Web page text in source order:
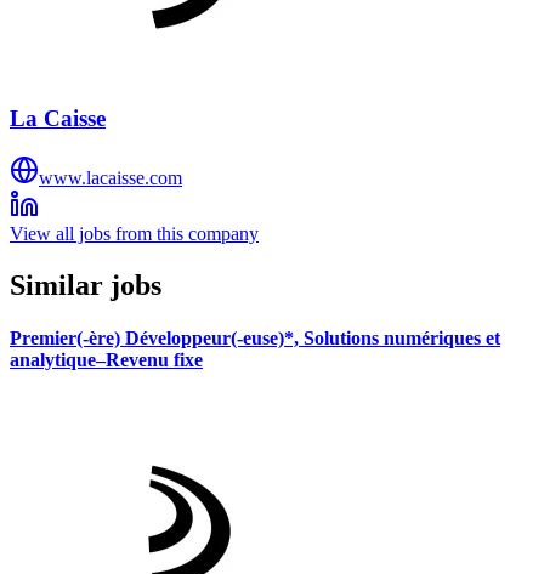
La Caisse
www.lacaisse.com
View all jobs from this company
Similar jobs
Premier(-ère) Développeur(-euse)*, Solutions numériques et
analytique–Revenu fixe